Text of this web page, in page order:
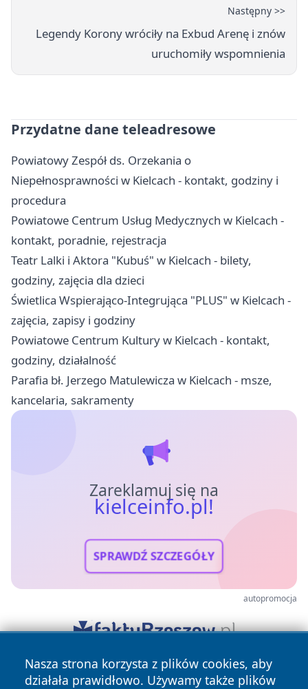
Następny >>
Legendy Korony wróciły na Exbud Arenę i znów
uruchomiły wspomnienia
Przydatne dane teleadresowe
Powiatowy Zespół ds. Orzekania o
Niepełnosprawności w Kielcach - kontakt, godziny i
procedura
Powiatowe Centrum Usług Medycznych w Kielcach -
kontakt, poradnie, rejestracja
Teatr Lalki i Aktora "Kubuś" w Kielcach - bilety,
godziny, zajęcia dla dzieci
Świetlica Wspierająco-Integrująca "PLUS" w Kielcach -
zajęcia, zapisy i godziny
Powiatowe Centrum Kultury w Kielcach - kontakt,
godziny, działalność
Parafia bł. Jerzego Matulewicza w Kielcach - msze,
kancelaria, sakramenty
Zareklamuj się na
kielceinfo.pl!
SPRAWDŹ SZCZEGÓŁY
autopromocja
Nasza strona korzysta z plików cookies, aby
działała prawidłowo. Używamy także plików